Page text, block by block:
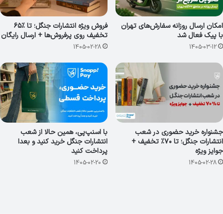
امکان ارسال روزانه سفارش‌های تهران
با پیک فعال شد
1405-03-12
فروش ویژه انتشارات جنگل؛ تا ٪۶۵
تخفیف روی پرفروش‌ها + ارسال رایگان
1405-02-28
جشنواره خرید حضوری در شعب
انتشارات جنگل؛ تا ۷۰٪ تخفیف +
جوایز ویژه
1405-02-28
با اسنپ‌پی، همین حالا از شعب
انتشارات جنگل خرید کنید و بعدا
پرداخت کنید
1405-02-20